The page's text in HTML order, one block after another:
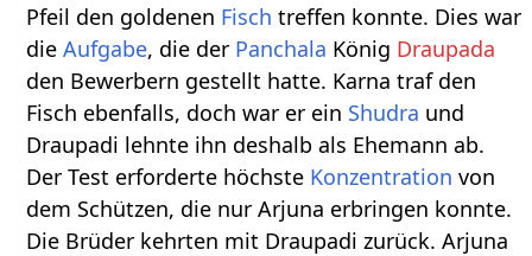
Pfeil den goldenen Fisch treffen konnte. Dies war
dieAufgabe, die der Panchala König Draupada
den Bewerbern gestellt hatte. Karna traf den
Fisch ebenfalls, doch war er ein Shudra und
Draupadi lehnte ihn deshalb als Ehemann ab.
Der Test erforderte höchste Konzentration von
dem Schützen, die nur Arjuna erbringen konnte.
Die Brüder kehrten mit Draupadi zurück. Arjuna